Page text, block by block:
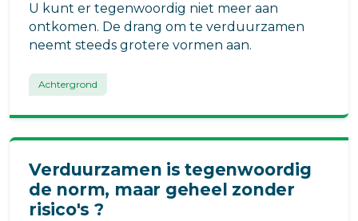
U kunt er tegenwoordig niet meer aan
ontkomen. De drang om te verduurzamen
neemt steeds grotere vormen aan.
Achtergrond
Verduurzamen is tegenwoordig
de norm, maar geheel zonder
risico's ?